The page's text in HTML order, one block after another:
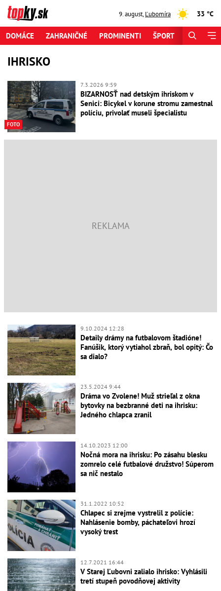
9. august,Ľubomíra 33 °C
DOMÁCE ZAHRANIČNÉ PROMINENTI ŠPORT
IHRISKO
FOTO
7.3.2026 9:59
BIZARNOSŤ nad detským ihriskom v
Senici: Bicykel v korune stromu zamestnal
políciu, privolať museli špecialistu
9.10.2024 12:28
Detaily drámy na futbalovom štadióne!
Fanúšik, ktorý vytiahol zbraň, bol opitý: Čo
sa dialo?
23.5.2024 9:44
Dráma vo Zvolene! Muž strieľal z okna
bytovky na bezbranné deti na ihrisku:
Jedného chlapca zranil
14.10.2023 12:00
Nočná mora na ihrisku: Po zásahu blesku
zomrelo celé futbalové družstvo! Súperom
sa nič nestalo
31.1.2022 10:52
Chlapec si zrejme vystrelil z polície:
Nahlásenie bomby, páchateľovi hrozí
vysoký trest
12.7.2021 16:44
V Starej Ľubovni zalialo ihrisko: Vyhlásili
tretí stupeň povodňovej aktivity